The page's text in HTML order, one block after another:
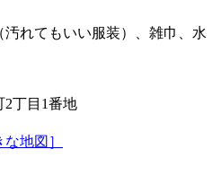
れてもいい服装）、雑巾、水
2丁目1番地
地図］